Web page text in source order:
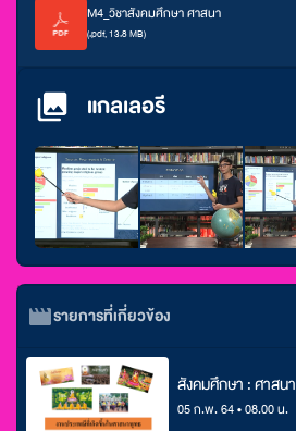
M4_วิชาสังคมศึกษา ศาสนา
(.pdf, 13.8 MB)
แกลเลอรี
รายการที่เกี่ยวข้อง
สังคมศึกษา : ศาสนา
05 ก.พ. 64 • 08.00 น.